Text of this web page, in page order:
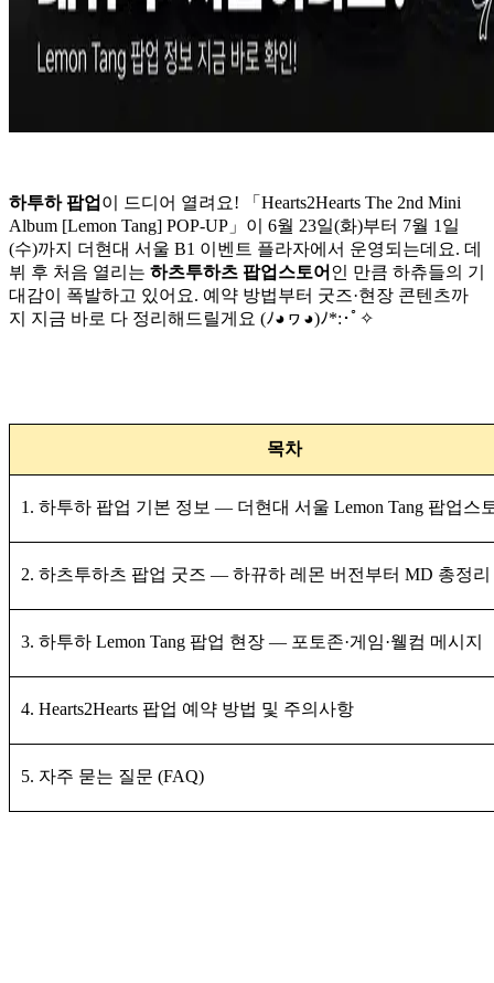
하투하 팝업 이 드디어 열려요! 「Hearts2Hearts The 2nd Mini
Album [Lemon Tang] POP-UP」이 6월 23일(화)부터 7월 1일
(수)까지 더현대 서울 B1 이벤트 플라자에서 운영되는데요. 데
뷔 후 처음 열리는 하츠투하츠 팝업스토어 인 만큼 하츄들의 기
대감이 폭발하고 있어요. 예약 방법부터 굿즈·현장 콘텐츠까
지 지금 바로 다 정리해드릴게요 (ﾉ◕ヮ◕)ﾉ*:･ﾟ✧
목차
1. 하투하 팝업 기본 정보 — 더현대 서울 Lemon Tang 팝업스
2. 하츠투하츠 팝업 굿즈 — 하뀨하 레몬 버전부터 MD 총정리
3. 하투하 Lemon Tang 팝업 현장 — 포토존·게임·웰컴 메시지
4. Hearts2Hearts 팝업 예약 방법 및 주의사항
5. 자주 묻는 질문 (FAQ)